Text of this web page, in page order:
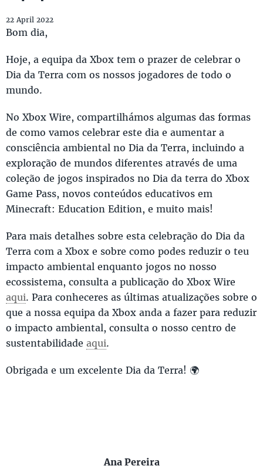
22 April 2022
Bom dia,
Hoje, a equipa da Xbox tem o prazer de celebrar o
Dia da Terra com os nossos jogadores de todo o
mundo.
No Xbox Wire, compartilhámos algumas das formas
de como vamos celebrar este dia e aumentar a
consciência ambiental no Dia da Terra, incluindo a
exploração de mundos diferentes através de uma
coleção de jogos inspirados no Dia da terra do Xbox
Game Pass, novos conteúdos educativos em
Minecraft: Education Edition, e muito mais!
Para mais detalhes sobre esta celebração do Dia da
Terra com a Xbox e sobre como podes reduzir o teu
impacto ambiental enquanto jogos no nosso
ecossistema, consulta a publicação do Xbox Wire
aqui. Para conheceres as últimas atualizações sobre o
que a nossa equipa da Xbox anda a fazer para reduzir
o impacto ambiental, consulta o nosso centro de
sustentabilidade aqui.
Obrigada e um excelente Dia da Terra! 🌍
Ana Pereira